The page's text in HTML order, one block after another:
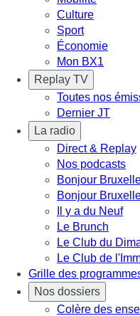
Culture
Sport
Économie
Mon BX1
Replay TV
Toutes nos
Dernier JT
La radio
Direct & Replay
Nos podcasts
Bonjour
Bonjour
Il y a du Neuf
Le Brunch
Le Club du
Le Club de
Grille des
Nos dossiers
Colère des